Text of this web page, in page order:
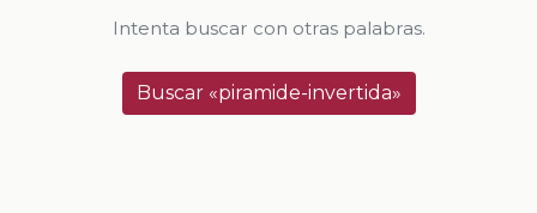
Intenta buscar con otras palabras.
Buscar «piramide-invertida»